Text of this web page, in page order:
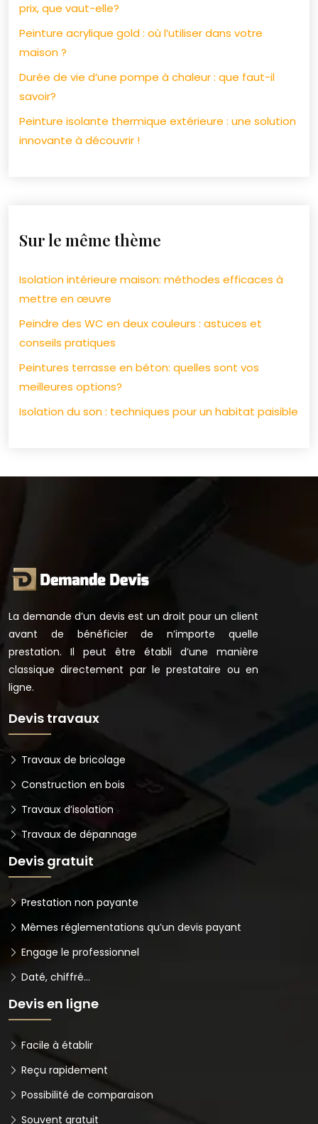
prix, que vaut-elle?
Peinture acrylique gold : où l’utiliser dans votre
maison ?
Durée de vie d’une pompe à chaleur : que faut-il
savoir?
Peinture isolante thermique extérieure : une solution
innovante à découvrir !
Sur le même thème
Isolation intérieure maison: méthodes efficaces à
mettre en œuvre
Peindre des WC en deux couleurs : astuces et
conseils pratiques
Peintures terrasse en béton: quelles sont vos
meilleures options?
Isolation du son : techniques pour un habitat paisible
La demande d’un devis est un droit pour un client
avant de bénéficier de n’importe quelle
prestation. Il peut être établi d’une manière
classique directement par le prestataire ou en
ligne.
Devis travaux
Travaux de bricolage
Construction en bois
Travaux d’isolation
Travaux de dépannage
Devis gratuit
Prestation non payante
Mêmes réglementations qu’un devis payant
Engage le professionnel
Daté, chiffré…
Devis en ligne
Facile à établir
Reçu rapidement
Possibilité de comparaison
Souvent gratuit